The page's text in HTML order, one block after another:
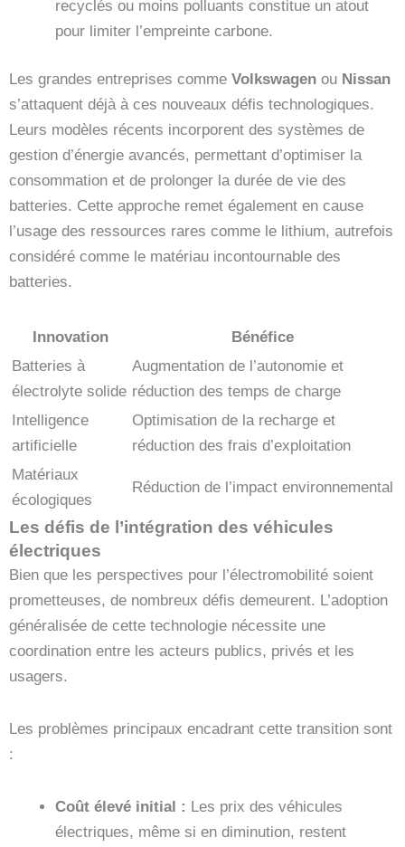
recyclés ou moins polluants constitue un atout
pour limiter l’empreinte carbone.
Les grandes entreprises comme Volkswagen ou Nissan
s’attaquent déjà à ces nouveaux défis technologiques.
Leurs modèles récents incorporent des systèmes de
gestion d’énergie avancés, permettant d’optimiser la
consommation et de prolonger la durée de vie des
batteries. Cette approche remet également en cause
l’usage des ressources rares comme le lithium, autrefois
considéré comme le matériau incontournable des
batteries.
Innovation
Bénéfice
Batteries à
électrolyte solide
Augmentation de l’autonomie et
réduction des temps de charge
Intelligence
artificielle
Optimisation de la recharge et
réduction des frais d’exploitation
Matériaux
écologiques
Réduction de l’impact environnemental
Les défis de l’intégration des véhicules
électriques
Bien que les perspectives pour l’électromobilité soient
prometteuses, de nombreux défis demeurent. L’adoption
généralisée de cette technologie nécessite une
coordination entre les acteurs publics, privés et les
usagers.
Les problèmes principaux encadrant cette transition sont
:
Coût élevé initial : Les prix des véhicules
électriques, même si en diminution, restent